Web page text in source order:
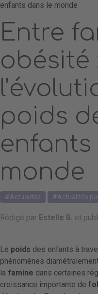
enfants dans le monde
Entre
obésité
poids
enfants
monde
Actualités Actualités
Rédigé par Estelle B. et
Le poids des enfants à
phénomènes
la famine dans certaines
croissance importante de l’